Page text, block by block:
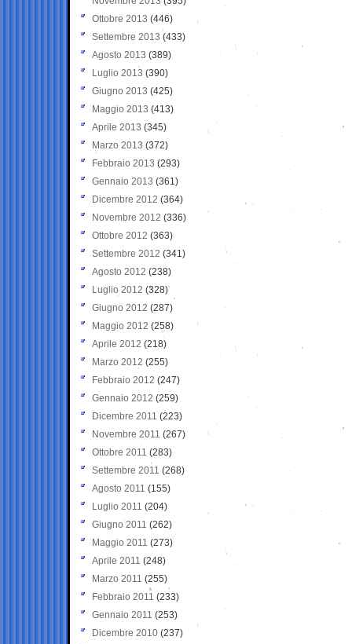
Ottobre 2013 (446)
Settembre 2013 (433)
Agosto 2013 (389)
Luglio 2013 (390)
Giugno 2013 (425)
Maggio 2013 (413)
Aprile 2013 (345)
Marzo 2013 (372)
Febbraio 2013 (293)
Gennaio 2013 (361)
Dicembre 2012 (364)
Novembre 2012 (336)
Ottobre 2012 (363)
Settembre 2012 (341)
Agosto 2012 (238)
Luglio 2012 (328)
Giugno 2012 (287)
Maggio 2012 (258)
Aprile 2012 (218)
Marzo 2012 (255)
Febbraio 2012 (247)
Gennaio 2012 (259)
Dicembre 2011 (223)
Novembre 2011 (267)
Ottobre 2011 (283)
Settembre 2011 (268)
Agosto 2011 (155)
Luglio 2011 (204)
Giugno 2011 (262)
Maggio 2011 (273)
Aprile 2011 (248)
Marzo 2011 (255)
Febbraio 2011 (233)
Gennaio 2011 (253)
Dicembre 2010 (237)